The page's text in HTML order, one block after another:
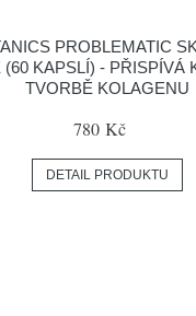
PROBLEMATIC
(60 KAPSLÍ) - PŘISPÍVÁ
TVORBĚ KOLAGENU
780 Kč
DETAIL PRODUKTU